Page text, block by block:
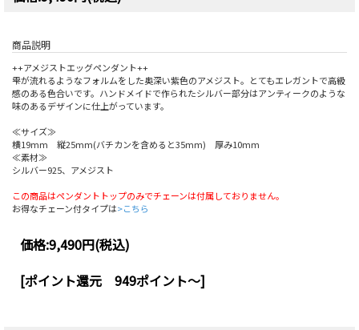
商品説明
++アメジストエッグペンダント++
雫が流れるようなフォルムをした奥深い紫色のアメジスト。とてもエレガントで高級
感のある色合いです。ハンドメイドで作られたシルバー部分はアンティークのような
味のあるデザインに仕上がっています。
≪サイズ≫
横19mm 縦25mm(バチカンを含めると35mm) 厚み10mm
≪素材≫
シルバー925、アメジスト
この商品はペンダントトップのみでチェーンは付属しておりません。
お得なチェーン付タイプは>こちら
価格:9,490円(税込)
[ポイント還元 949ポイント～]